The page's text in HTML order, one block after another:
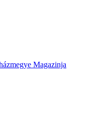
Magazinja